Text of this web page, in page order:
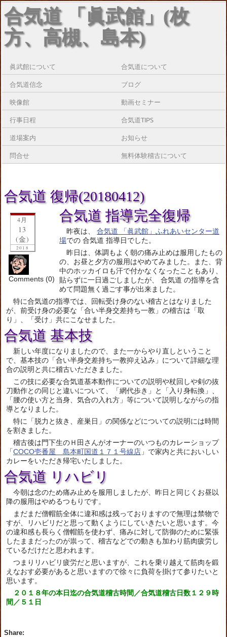
合気道 「眞武館」(枚
方、高槻、島本)
眞武館について 合気道について
合気道信念 ブログ
映像館 動画セミナー
行事日程 合気道TIPS
道場案内 お知らせ
問合せ 無料体験稽古について
合気道 復帰(20180412)
4月
13
(金)
2018
Comments (0)
合気道 指導完全復帰
昨夜は、 合気道 「眞武館」ふれあいセンター道
場での 合気道 指導日でした。
昨日は、体調もよく朝の痛み止めは服用したもの
の、お昼と夕方の服用はやめてみました。また、背
中のホッカイロも汗で付かなくなったこともあり、
貼らずに一日過ごしましたが、 合気道 の指導を含
めて問題無く過ごす事が出来ました。
特に合気道の指導では、回転受け身のない稽古とはなりました
が、前受け身の必要な「合い半身交差持ち一教」の稽古は「取
り」、「受け」共にこなせました。
合気道 基本技
新しい年度になりましたので、また一からやり直しということ
で、基本技の「合い半身交差持ち一教抑え込み」について詳細な理
合の説明と共に稽古いただきました。
この技に必要な合気道基本動作についての説明や杖回しや剣の抜
刀動作との同じと違いについて、「網代歩き」と「入り身転換」、
「腰の使い方と当身、気合の入れ方」等について説明しながらの指
導となりました。
特に「脱力と抜き、産巣日」の関係などについての説明には時間
を割きました。
稽古後は門下生のＨ田さんがオーナーのいつものカレーショップ
「COCO壱番屋 島本町国道１７１号線店 」で家内と共においしい
カレーをいただき帰宅いたしました。
合気道 リハビリ
今朝は念のため痛み止めを服用しましたが、昨日と同じくお昼以
降の服用はやめるつもりです。
まだまだ僧帽筋全体に違和感は残っておりますので無理は禁物で
すが、リハビリだと思って動くようにしていきたいと思います。今
の違和感も長らく僧帽筋を使わず、痛みに対して防御のために緊張
したままだったのが祟って、稽古などでの動きも加わり筋肉疲労し
ているだけだと思われます。
つまりリハビリ疲労だと思いますが、これを乗り越えて筋肉を鍛
えなおす必要があると思いますので徐々に負荷を掛けて参りたいと
思います。
２０１８年の本日迄の合気道稽古時間／合気道稽古日数１２９時
間／５１日
Share: